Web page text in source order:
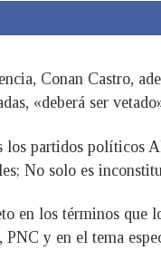
Conan Castro,
«deberá ser
los partidos
No solo es
en los términos
PNC y en el tema